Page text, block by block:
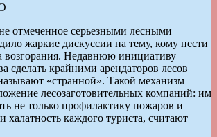
отмеченное серьез­ными лесными
жаркие дискуссии на тему, кому нести
возгорания. Недавнюю инициативу
сделать крайними арендаторов лесов
«странной». Такой механизм
лесозаготовительных компаний: им
не только профилактику пожаров и
халатность каждого туриста, считают